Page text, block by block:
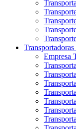
Empresa